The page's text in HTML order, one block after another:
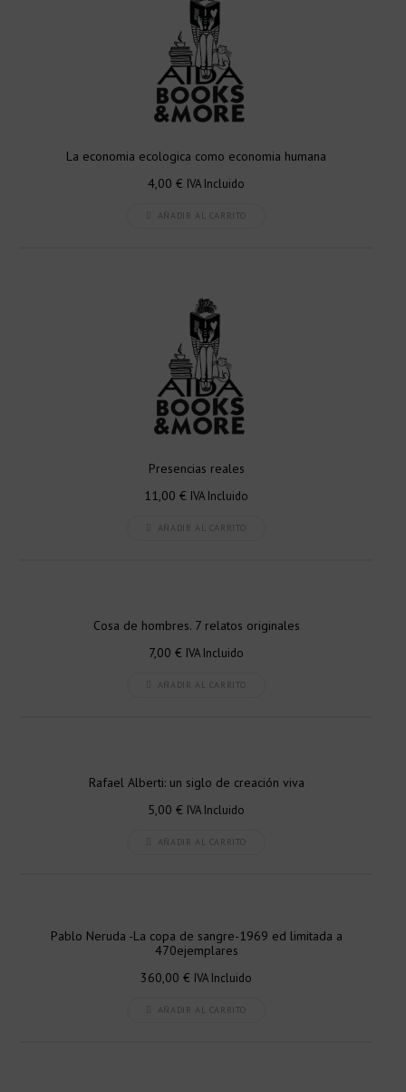
La economia ecologica como economia humana
4,00 € IVA Incluido
AÑADIR AL CARRITO
Presencias reales
11,00 € IVA Incluido
AÑADIR AL CARRITO
Cosa de hombres. 7 relatos originales
7,00 € IVA Incluido
AÑADIR AL CARRITO
Rafael Alberti: un siglo de creación viva
5,00 € IVA Incluido
AÑADIR AL CARRITO
Pablo Neruda -La copa de sangre-1969 ed limitada a
470ejemplares
360,00 € IVA Incluido
AÑADIR AL CARRITO